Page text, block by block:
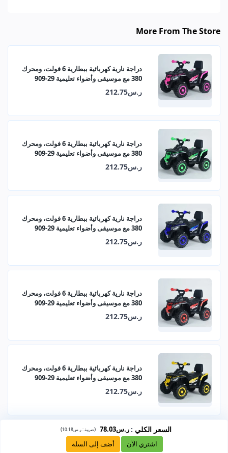
More From The Store
دراجة نارية كهربائية ببطارية 6 فولت، ومحرك
380 مع موسيقى وأضواء تعليمية 29-909
ر.س212.75
دراجة نارية كهربائية ببطارية 6 فولت، ومحرك
380 مع موسيقى وأضواء تعليمية 29-909
ر.س212.75
دراجة نارية كهربائية ببطارية 6 فولت، ومحرك
380 مع موسيقى وأضواء تعليمية 29-909
ر.س212.75
دراجة نارية كهربائية ببطارية 6 فولت، ومحرك
380 مع موسيقى وأضواء تعليمية 29-909
ر.س212.75
دراجة نارية كهربائية ببطارية 6 فولت، ومحرك
380 مع موسيقى وأضواء تعليمية 29-909
ر.س212.75
السعر الكلي : ر.س78.03 (ضريبة :ر.س10.18 )
اشتري الآن أضف إلى السلة